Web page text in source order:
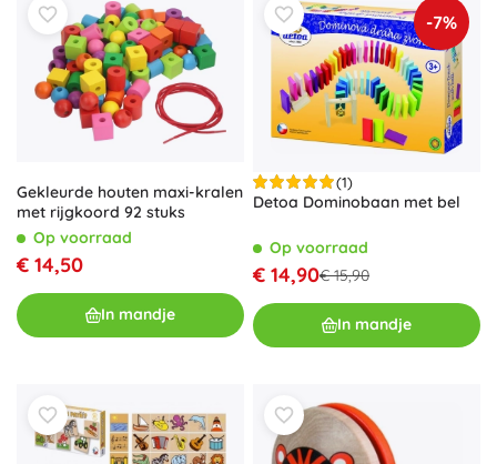
Gekleurde houten maxi-kralen
met rijgkoord 92 stuks
Op voorraad
€ 14,50
In mandje
-7%
(1)
Detoa Dominobaan met bel
Op voorraad
€ 14,90€ 15,90
In mandje